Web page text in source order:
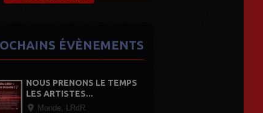
ÉVÈNEMENTS
NOUS PRENONS LE TEMPS
LES ARTISTES...
Monde, LRdR